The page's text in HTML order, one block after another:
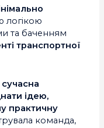
логікою
та баченням
транспортної
сучасна
ідею,
практичну
команда,